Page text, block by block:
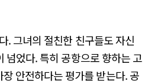
. 그녀의 절친한 친구들도 자신
넘었다. 특히 공항으로 향하는 고
안전하다는 평가를 받는다. 공